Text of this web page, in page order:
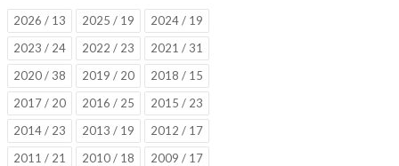
2026 / 13 2025 / 19
2024 / 19
2023 / 24
2022 / 23
2021 / 31
2020 / 38
2019 / 20
2018 / 15
2017 / 20
2016 / 25
2015 / 23
2014 / 23
2013 / 19
2012 / 17
2011 / 21
2010 / 18
2009 / 17